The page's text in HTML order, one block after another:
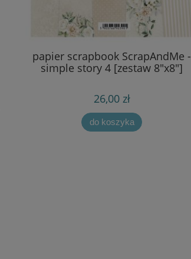
papier scrapbook ScrapAndMe -
simple story 4 [zestaw 8"x8"]
26,00 zł
do koszyka